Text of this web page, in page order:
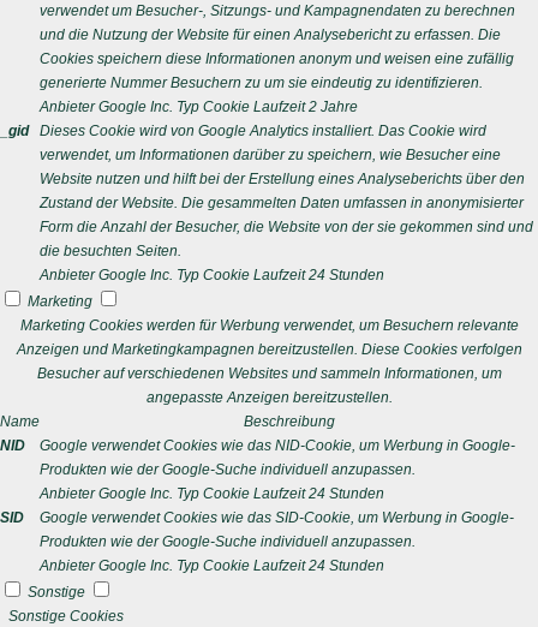
verwendet um Besucher-, Sitzungs- und Kampagnendaten zu berechnen
und die Nutzung der Website für einen Analysebericht zu erfassen. Die
Cookies speichern diese Informationen anonym und weisen eine zufällig
generierte Nummer Besuchern zu um sie eindeutig zu identifizieren.
Anbieter Google Inc. Typ Cookie Laufzeit 2 Jahre
_gid
Dieses Cookie wird von Google Analytics installiert. Das Cookie wird
verwendet, um Informationen darüber zu speichern, wie Besucher eine
Website nutzen und hilft bei der Erstellung eines Analyseberichts über den
Zustand der Website. Die gesammelten Daten umfassen in anonymisierter
Form die Anzahl der Besucher, die Website von der sie gekommen sind und
die besuchten Seiten.
Anbieter Google Inc. Typ Cookie Laufzeit 24 Stunden
Marketing
Marketing Cookies werden für Werbung verwendet, um Besuchern relevante
Anzeigen und Marketingkampagnen bereitzustellen. Diese Cookies verfolgen
Besucher auf verschiedenen Websites und sammeln Informationen, um
angepasste Anzeigen bereitzustellen.
Name
Beschreibung
NID
Google verwendet Cookies wie das NID-Cookie, um Werbung in Google-
Produkten wie der Google-Suche individuell anzupassen.
Anbieter Google Inc. Typ Cookie Laufzeit 24 Stunden
SID
Google verwendet Cookies wie das SID-Cookie, um Werbung in Google-
Produkten wie der Google-Suche individuell anzupassen.
Anbieter Google Inc. Typ Cookie Laufzeit 24 Stunden
Sonstige
Sonstige Cookies